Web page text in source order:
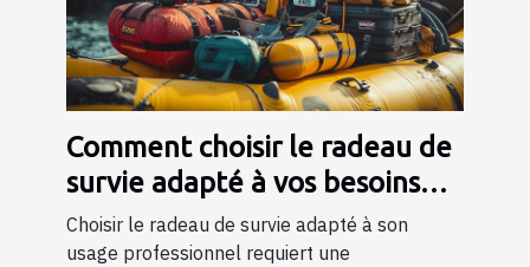
Comment choisir le radeau de
survie adapté à vos besoins
professionnels ?
Choisir le radeau de survie adapté à son
usage professionnel requiert une